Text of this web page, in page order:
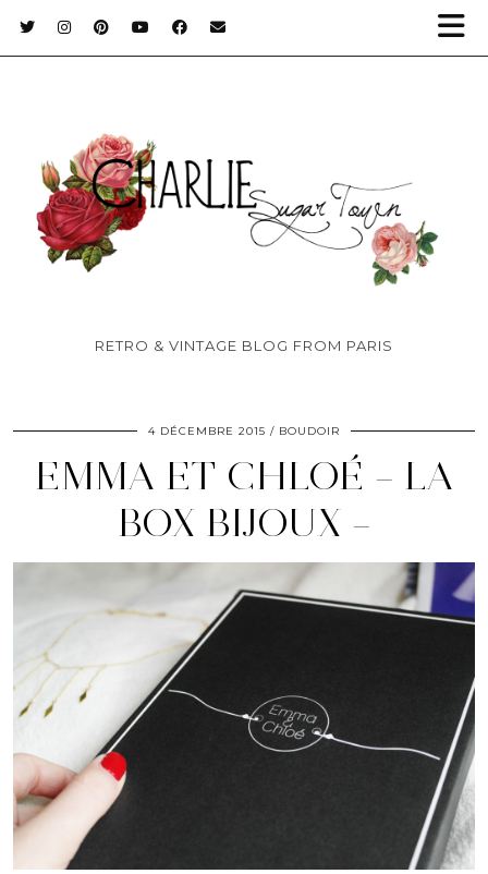
RETRO & VINTAGE BLOG FROM PARIS
4 DÉCEMBRE 2015 BOUDOIR
EMMA ET CHLOÉ – LA
BOX BIJOUX –